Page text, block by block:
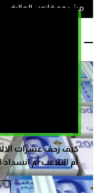
كيف زحف عشرات
أم التلاعب أم انسداد
مشروع قانون المالية